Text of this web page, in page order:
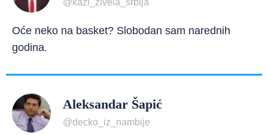
Oće neko na basket? Slobodan sam narednih
godina.
Aleksandar Šapić
@decko_iz_nambije